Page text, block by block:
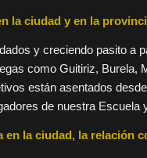
la ciudad y en la
y creciendo pasito a
como Guitiriz,
están asentados
de nuestra
la ciudad, la relación